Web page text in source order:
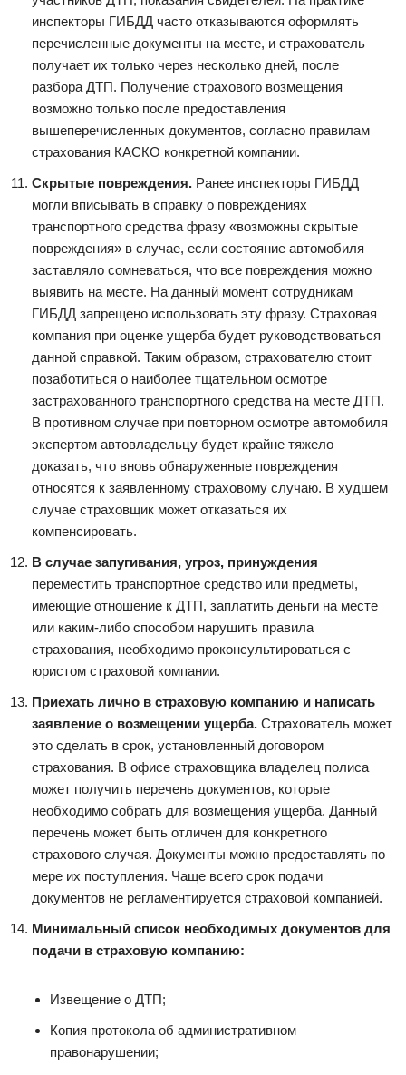
инспекторы ГИБДД часто отказываются оформлять
перечисленные документы на месте, и страхователь
получает их только через несколько дней, после
разбора ДТП. Получение страхового возмещения
возможно только после предоставления
вышеперечисленных документов, согласно правилам
страхования КАСКО конкретной компании.
Скрытые повреждения. Ранее инспекторы ГИБДД
могли вписывать в справку о повреждениях
транспортного средства фразу «возможны скрытые
повреждения» в случае, если состояние автомобиля
заставляло сомневаться, что все повреждения можно
выявить на месте. На данный момент сотрудникам
ГИБДД запрещено использовать эту фразу. Страховая
компания при оценке ущерба будет руководствоваться
данной справкой. Таким образом, страхователю стоит
позаботиться о наиболее тщательном осмотре
застрахованного транспортного средства на месте ДТП.
В противном случае при повторном осмотре автомобиля
экспертом автовладельцу будет крайне тяжело
доказать, что вновь обнаруженные повреждения
относятся к заявленному страховому случаю. В худшем
случае страховщик может отказаться их
компенсировать.
В случае запугивания, угроз, принуждения
переместить транспортное средство или предметы,
имеющие отношение к ДТП, заплатить деньги на месте
или каким-либо способом нарушить правила
страхования, необходимо проконсультироваться с
юристом страховой компании.
Приехать лично в страховую компанию и написать
заявление о возмещении ущерба. Страхователь может
это сделать в срок, установленный договором
страхования. В офисе страховщика владелец полиса
может получить перечень документов, которые
необходимо собрать для возмещения ущерба. Данный
перечень может быть отличен для конкретного
страхового случая. Документы можно предоставлять по
мере их поступления. Чаще всего срок подачи
документов не регламентируется страховой компанией.
Минимальный список необходимых документов для
подачи в страховую компанию:
Извещение о ДТП;
Копия протокола об административном
правонарушении;